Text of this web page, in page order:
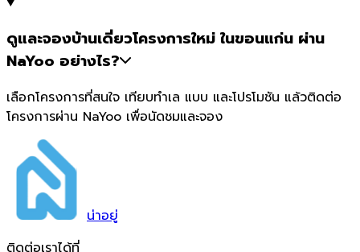
ดูและจองบ้านเดี่ยวโครงการใหม่ ในขอนแก่น ผ่าน
NaYoo อย่างไร?
เลือกโครงการที่สนใจ เทียบทำเล แบบ และโปรโมชัน แล้วติดต่อ
โครงการผ่าน NaYoo เพื่อนัดชมและจอง
น่าอยู่
ติดต่อเราได้ที่